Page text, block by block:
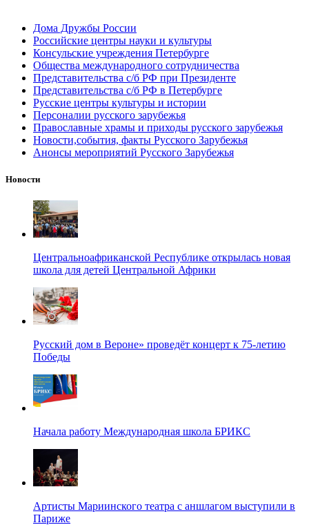
Дома Дружбы России
Российские центры науки и культуры
Консульские учреждения Петербурге
Общества международного сотрудничества
Представительства с/б РФ при Президенте
Представительства с/б РФ в Петербурге
Русские центры культуры и истории
Персоналии русского зарубежья
Православные храмы и приходы русского зарубежья
Новости,события, факты Русского Зарубежья
Анонсы мероприятий Русского Зарубежья
Новости
Центральноафриканской Республике открылась новая
школа для детей Центральной Африки
Русский дом в Вероне» проведёт концерт к 75-летию
Победы
Начала работу Международная школа БРИКС
Артисты Мариинского театра с аншлагом выступили в
Париже